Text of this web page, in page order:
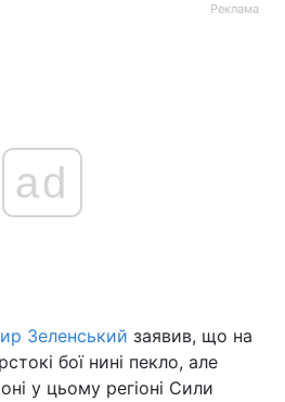
Війна
Політика
Реклама
ad
Зеленський заявив, що на
бої нині пекло, але
у цьому регіоні Сили